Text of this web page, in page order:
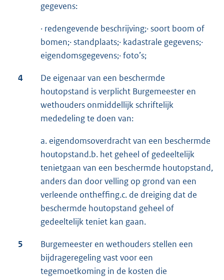
gegevens:
· redengevende beschrijving;· soort boom of
bomen;· standplaats;· kadastrale gegevens;·
eigendomsgegevens;· foto’s;
4
De eigenaar van een beschermde
houtopstand is verplicht Burgemeester en
wethouders onmiddellijk schriftelijk
mededeling te doen van:
a. eigendomsoverdracht van een beschermde
houtopstand.b. het geheel of gedeeltelijk
tenietgaan van een beschermde houtopstand,
anders dan door velling op grond van een
verleende ontheffing.c. de dreiging dat de
beschermde houtopstand geheel of
gedeeltelijk teniet kan gaan.
5
Burgemeester en wethouders stellen een
bijdrageregeling vast voor een
tegemoetkoming in de kosten die